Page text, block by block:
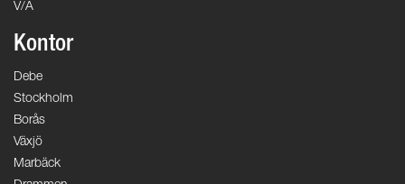
V/A
Kontor
Debe
Stockholm
Borås
Växjö
Marbäck